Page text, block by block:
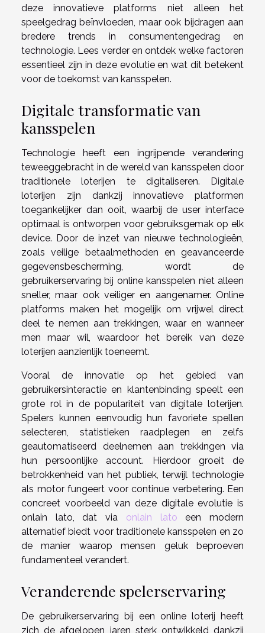
deze innovatieve platforms niet alleen het
speelgedrag beïnvloeden, maar ook bijdragen aan
bredere trends in consumentengedrag en
technologie. Lees verder en ontdek welke factoren
essentieel zijn in deze evolutie en wat dit betekent
voor de toekomst van kansspelen.
Digitale transformatie van
kansspelen
Technologie heeft een ingrijpende verandering
teweeggebracht in de wereld van kansspelen door
traditionele loterijen te digitaliseren. Digitale
loterijen zijn dankzij innovatieve platformen
toegankelijker dan ooit, waarbij de user interface
optimaal is ontworpen voor gebruiksgemak op elk
device. Door de inzet van nieuwe technologieën,
zoals veilige betaalmethoden en geavanceerde
gegevensbescherming, wordt de
gebruikerservaring bij online kansspelen niet alleen
sneller, maar ook veiliger en aangenamer. Online
platforms maken het mogelijk om vrijwel direct
deel te nemen aan trekkingen, waar en wanneer
men maar wil, waardoor het bereik van deze
loterijen aanzienlijk toeneemt.
Vooral de innovatie op het gebied van
gebruikersinteractie en klantenbinding speelt een
grote rol in de populariteit van digitale loterijen.
Spelers kunnen eenvoudig hun favoriete spellen
selecteren, statistieken raadplegen en zelfs
geautomatiseerd deelnemen aan trekkingen via
hun persoonlijke account. Hierdoor groeit de
betrokkenheid van het publiek, terwijl technologie
als motor fungeert voor continue verbetering. Een
concreet voorbeeld van deze digitale evolutie is
onlain lato, dat via onlain lato een modern
alternatief biedt voor traditionele kansspelen en zo
de manier waarop mensen geluk beproeven
fundamenteel verandert.
Veranderende spelerservaring
De gebruikerservaring bij een online loterij heeft
zich de afgelopen jaren sterk ontwikkeld dankzij